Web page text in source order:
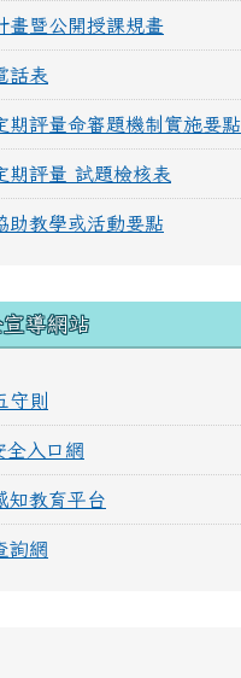
畫暨公開授課規畫
話表
期評量命審題機制實施要點
期評量 試題檢核表
助教學或活動要點
導網站
守則
全入口網
知教育平台
詢網